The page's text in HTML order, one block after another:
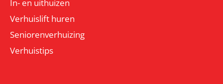
In- en uithuizen
Verhuislift huren
Seniorenverhuizing
Verhuistips